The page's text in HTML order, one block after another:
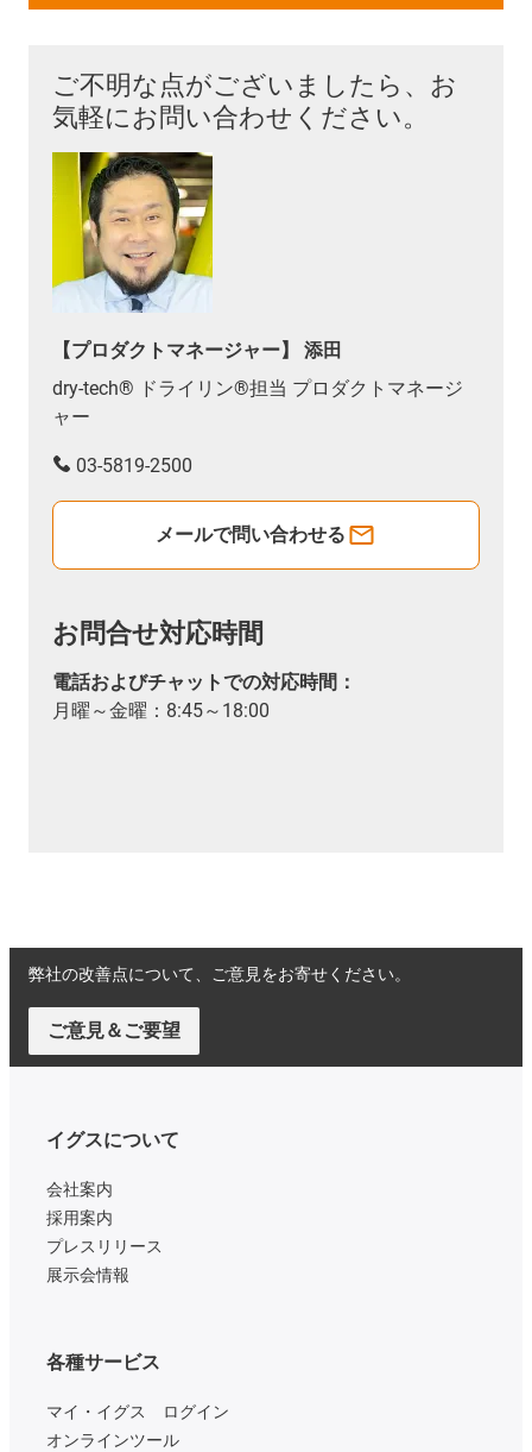
ご不明な点がございましたら、お
気軽にお問い合わせください。
【プロダクトマネージャー】 添田
dry-tech® ドライリン®担当 プロダクトマネージ
ャー
03-5819-2500
メールで問い合わせる
お問合せ対応時間
電話およびチャットでの対応時間：
月曜～金曜：8:45～18:00
弊社の改善点について、ご意見をお寄せください。
ご意見＆ご要望
イグスについて
会社案内
採用案内
プレスリリース
展示会情報
各種サービス
マイ・イグス ログイン
オンラインツール